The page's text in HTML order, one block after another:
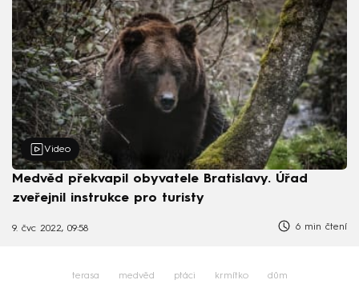
Video
Medvěd překvapil obyvatele Bratislavy. Úřad
zveřejnil instrukce pro turisty
9. čvc 2022, 09:58 6 min čtení
terasa medvěd ptáci krmítko dům